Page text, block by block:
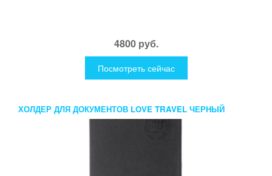
4800 руб.
Посмотреть сейчас
ХОЛДЕР ДЛЯ ДОКУМЕНТОВ LOVE TRAVEL ЧЕРНЫЙ